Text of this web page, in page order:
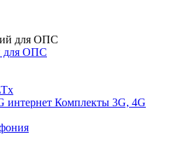
для ОПС
Комплекты 3G, 4G